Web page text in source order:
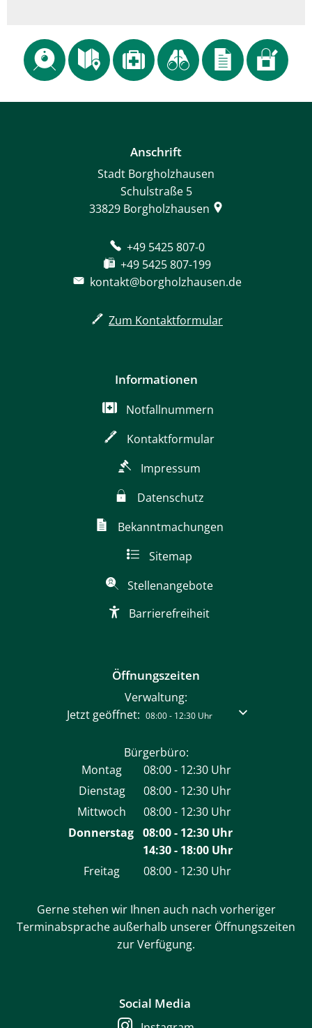
Anschrift
Stadt Borgholzhausen
Schulstraße 5
33829 Borgholzhausen
+49 5425 807-0
+49 5425 807-199
kontakt@borgholzhausen.de
Zum Kontaktformular
Informationen
Notfallnummern
Kontaktformular
Impressum
Datenschutz
Bekanntmachungen
Sitemap
Stellenangebote
Barrierefreiheit
Öffnungszeiten
Verwaltung:
Klicken, um weitere Öffnungs- oder Schließzeiten auszublenden
Jetzt geöffnet: 08:00- 12:30Uhr Von 08:00 bis 12:30
Bürgerbüro:
Montag
08:00- 12:30 Uhr
Von 08:00 bis 12:30 Uhr
Dienstag 08:00- 12:30 Uhr
Von 08:00 bis 12:30 Uhr
Mittwoch 08:00- 12:30 Uhr
Von 08:00 bis 12:30 Uhr
Donnerstag 08:00- 12:30Uhr
Von 08:00 bis 12:30
14:30- 18:00Uhr
Von 14:30 bis 18:00
Freitag 08:00- 12:30 Uhr
Gerne stehen wir Ihnen auch nach vorheriger
Terminabsprache außerhalb unserer Öffnungszeiten
zur Verfügung.
Social Media